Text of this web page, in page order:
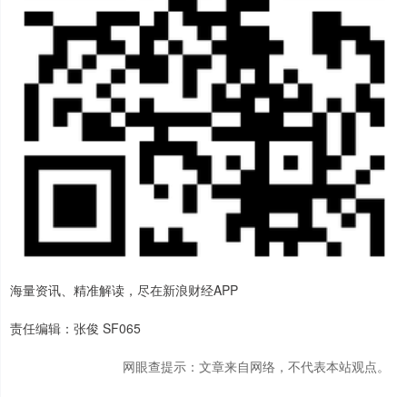
海量资讯、精准解读，尽在新浪财经APP
责任编辑：张俊 SF065
网眼查提示：文章来自网络，不代表本站观点。